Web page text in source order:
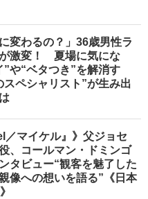
変わるの？」36歳男性ラ
激変！ 夏場に気にな
”や“ベタつき”を解消す
スペシャリスト”が生み出
／マイケル』》父ジョセ
、コールマン・ドミンゴ
タビュー“観客を魅了した
像への想いを語る”《日本